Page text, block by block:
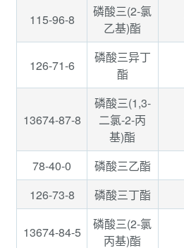
115-96-8
磷酸三(2-氯
乙基)酯
126-71-6
磷酸三异丁
酯
13674-87-8
磷酸三(1,3-
二氯-2-丙
基)酯
78-40-0 磷酸三乙酯
126-73-8
磷酸三丁酯
13674-84-5
磷酸三(2-氯
丙基)酯